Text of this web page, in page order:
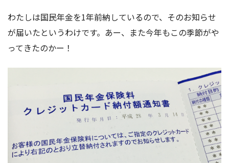
わたしは国民年金を1年前納しているので、そのお知らせ
が届いたというわけです。あー、また今年もこの季節がや
ってきたのかー！